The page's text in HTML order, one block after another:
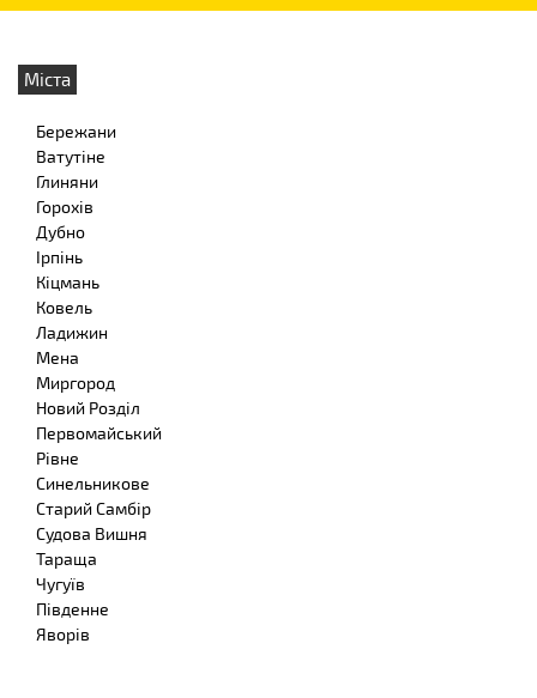
Міста
Бережани
Ватутіне
Глиняни
Горохів
Дубно
Ірпінь
Кіцмань
Ковель
Ладижин
Мена
Миргород
Новий Розділ
Первомайський
Рівне
Синельникове
Старий Самбір
Судова Вишня
Тараща
Чугуїв
Південне
Яворів